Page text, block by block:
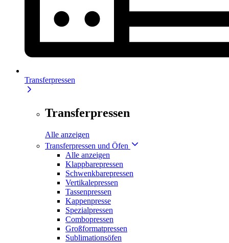
Transferpressen
Transferpressen
Alle anzeigen
Transferpressen und Öfen
Alle anzeigen
Klappbarepressen
Schwenkbarepressen
Vertikalepressen
Tassenpressen
Kappenpresse
Spezialpressen
Combopressen
Großformatpressen
Sublimationsöfen